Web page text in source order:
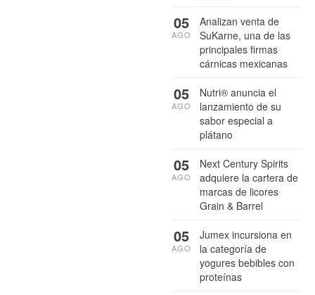
Analizan venta de
SuKarne, una de las
principales firmas
cárnicas mexicanas
05
AGO
Nutri® anuncia el
lanzamiento de su
sabor especial a
plátano
05
AGO
Next Century Spirits
adquiere la cartera de
marcas de licores
Grain & Barrel
05
AGO
Jumex incursiona en
la categoría de
yogures bebibles con
proteínas
05
AGO